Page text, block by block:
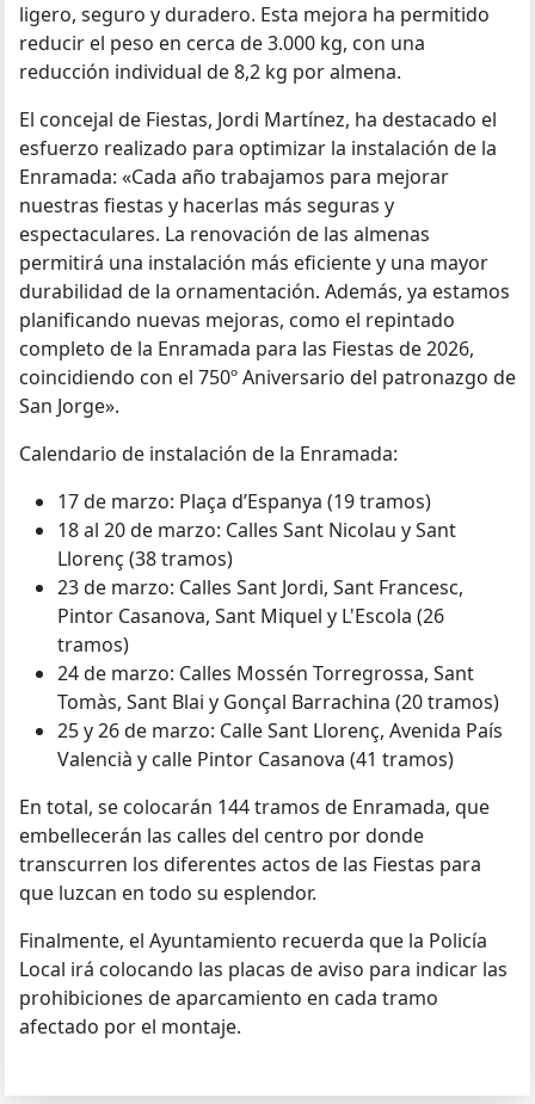
ligero, seguro y duradero. Esta mejora ha permitido
reducir el peso en cerca de 3.000 kg, con una
reducción individual de 8,2 kg por almena.
El concejal de Fiestas, Jordi Martínez, ha destacado el
esfuerzo realizado para optimizar la instalación de la
Enramada: «Cada año trabajamos para mejorar
nuestras fiestas y hacerlas más seguras y
espectaculares. La renovación de las almenas
permitirá una instalación más eficiente y una mayor
durabilidad de la ornamentación. Además, ya estamos
planificando nuevas mejoras, como el repintado
completo de la Enramada para las Fiestas de 2026,
coincidiendo con el 750º Aniversario del patronazgo de
San Jorge».
Calendario de instalación de la Enramada:
17 de marzo: Plaça d’Espanya (19 tramos)
18 al 20 de marzo: Calles Sant Nicolau y Sant
Llorenç (38 tramos)
23 de marzo: Calles Sant Jordi, Sant Francesc,
Pintor Casanova, Sant Miquel y L'Escola (26
tramos)
24 de marzo: Calles Mossén Torregrossa, Sant
Tomàs, Sant Blai y Gonçal Barrachina (20 tramos)
25 y 26 de marzo: Calle Sant Llorenç, Avenida País
Valencià y calle Pintor Casanova (41 tramos)
En total, se colocarán 144 tramos de Enramada, que
embellecerán las calles del centro por donde
transcurren los diferentes actos de las Fiestas para
que luzcan en todo su esplendor.
Finalmente, el Ayuntamiento recuerda que la Policía
Local irá colocando las placas de aviso para indicar las
prohibiciones de aparcamiento en cada tramo
afectado por el montaje.